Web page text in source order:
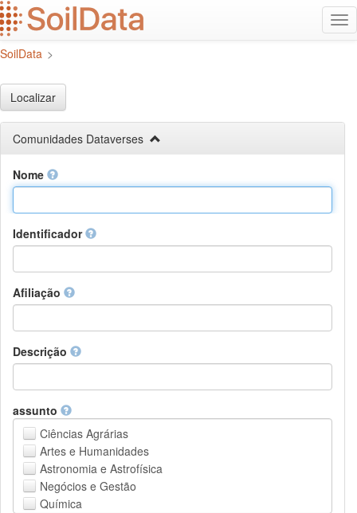
Ir
para
o
conteúdo
SoilData >
Localizar
Comunidades Dataverses
Nome
Identificador
Afiliação
Descrição
assunto
Ciências Agrárias
Artes e Humanidades
Astronomia e Astrofísica
Negócios e Gestão
Química